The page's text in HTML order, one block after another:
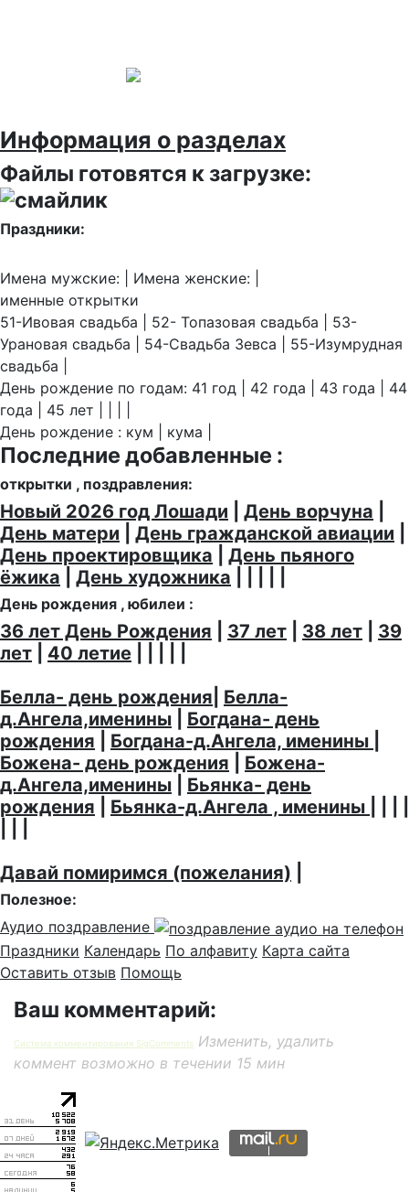
Информация о разделах
Файлы готовятся к загрузке:
Праздники:
Имена мужские: | Имена женские: |
именные открытки
51-Ивовая свадьба | 52- Топазовая свадьба | 53-
Урановая свадьба | 54-Свадьба Зевса | 55-Изумрудная
свадьба |
День рождение по годам: 41 год | 42 года | 43 года | 44
года | 45 лет | | | |
День рождение : кум | кума |
Последние добавленные :
открытки , поздравления:
Новый 2026 год Лошади День ворчуна
День матери
День гражданской авиации
День проектировщика
День пьяного
ёжика
День художника
День рождения , юбилеи :
36 лет День Рождения 37 лет 38 лет
39
лет
40 летие
Белла- день рождения Белла-
д.Ангела,именины
Богдана- день
рождения
Богдана-д.Ангела, именины
Божена- день рождения
Божена-
д.Ангела,именины
Бьянка- день
рождения
Бьянка-д.Ангела , именины
Давай помиримся (пожелания)
Полезное:
Аудио поздравление
Праздники Календарь По алфавиту Карта сайта
Оставить отзыв Помощь
Ваш комментарий:
Система комментирования SigComments
Изменить, удалить
коммент возможно в течении 15 мин